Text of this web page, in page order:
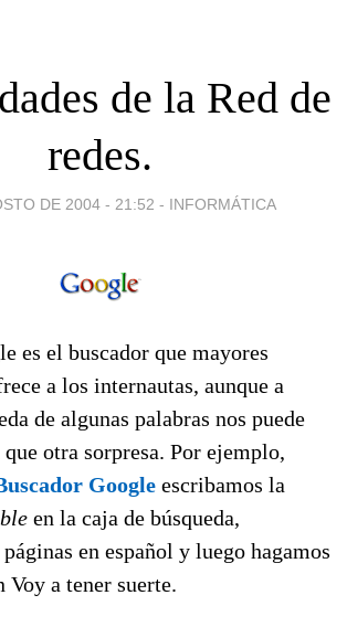
de la Red de
redes.
DE 2004 - 21:52 - INFORMÁTICA
es el buscador que mayores
a los internautas, aunque a
de algunas palabras nos puede
otra sorpresa. Por ejemplo,
Google escribamos la
en la caja de búsqueda,
en español y luego hagamos
a tener suerte.